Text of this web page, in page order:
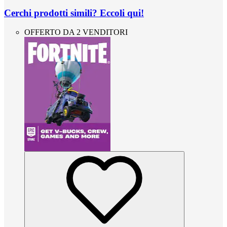
Cerchi prodotti simili? Eccoli qui!
OFFERTO DA 2 VENDITORI